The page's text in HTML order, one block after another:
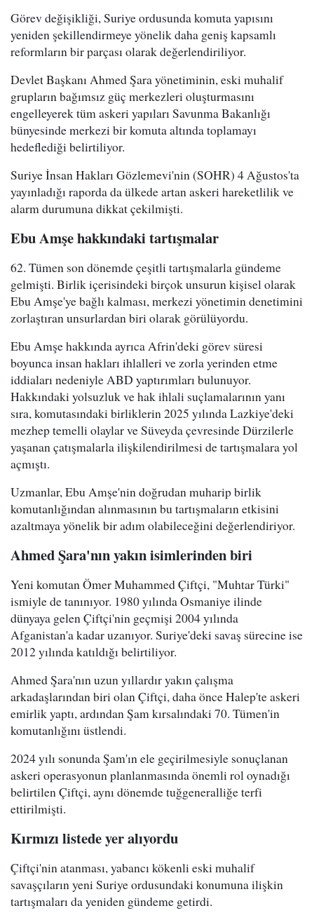
Görev değişikliği, Suriye ordusunda komuta yapısını
yeniden şekillendirmeye yönelik daha geniş kapsamlı
reformların bir parçası olarak değerlendiriliyor.
Devlet Başkanı Ahmed Şara yönetiminin, eski muhalif
grupların bağımsız güç merkezleri oluşturmasını
engelleyerek tüm askeri yapıları Savunma Bakanlığı
bünyesinde merkezi bir komuta altında toplamayı
hedeflediği belirtiliyor.
Suriye İnsan Hakları Gözlemevi'nin (SOHR) 4 Ağustos'ta
yayınladığı raporda da ülkede artan askeri hareketlilik ve
alarm durumuna dikkat çekilmişti.
Ebu Amşe hakkındaki tartışmalar
62. Tümen son dönemde çeşitli tartışmalarla gündeme
gelmişti. Birlik içerisindeki birçok unsurun kişisel olarak
Ebu Amşe'ye bağlı kalması, merkezi yönetimin denetimini
zorlaştıran unsurlardan biri olarak görülüyordu.
Ebu Amşe hakkında ayrıca Afrin'deki görev süresi
boyunca insan hakları ihlalleri ve zorla yerinden etme
iddiaları nedeniyle ABD yaptırımları bulunuyor.
Hakkındaki yolsuzluk ve hak ihlali suçlamalarının yanı
sıra, komutasındaki birliklerin 2025 yılında Lazkiye'deki
mezhep temelli olaylar ve Süveyda çevresinde Dürzilerle
yaşanan çatışmalarla ilişkilendirilmesi de tartışmalara yol
açmıştı.
Uzmanlar, Ebu Amşe'nin doğrudan muharip birlik
komutanlığından alınmasının bu tartışmaların etkisini
azaltmaya yönelik bir adım olabileceğini değerlendiriyor.
Ahmed Şara'nın yakın isimlerinden biri
Yeni komutan Ömer Muhammed Çiftçi, "Muhtar Türki"
ismiyle de tanınıyor. 1980 yılında Osmaniye ilinde
dünyaya gelen Çiftçi'nin geçmişi 2004 yılında
Afganistan'a kadar uzanıyor. Suriye'deki savaş sürecine ise
2012 yılında katıldığı belirtiliyor.
Ahmed Şara'nın uzun yıllardır yakın çalışma
arkadaşlarından biri olan Çiftçi, daha önce Halep'te askeri
emirlik yaptı, ardından Şam kırsalındaki 70. Tümen'in
komutanlığını üstlendi.
2024 yılı sonunda Şam'ın ele geçirilmesiyle sonuçlanan
askeri operasyonun planlanmasında önemli rol oynadığı
belirtilen Çiftçi, aynı dönemde tuğgeneralliğe terfi
ettirilmişti.
Kırmızı listede yer alıyordu
Çiftçi'nin atanması, yabancı kökenli eski muhalif
savaşçıların yeni Suriye ordusundaki konumuna ilişkin
tartışmaları da yeniden gündeme getirdi.